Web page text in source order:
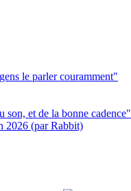
le parler couramment"
son, et de la bonne cadence"
2026 (par Rabbit)